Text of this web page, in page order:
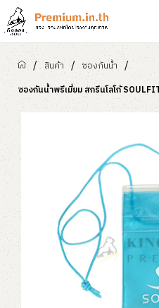
/ สินค้า / ซองกันน้ำ /
ซองกันน้ำพรีเมี่ยม สกรีนโลโก้